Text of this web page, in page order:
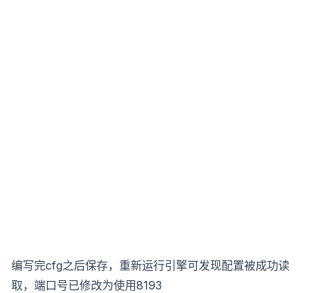
编写完cfg之后保存，重新运行引擎可发现配置被成功读
取，端口号已修改为使用8193